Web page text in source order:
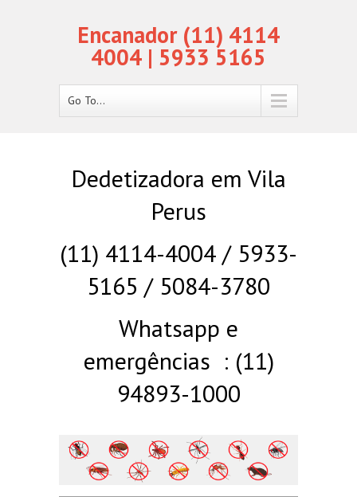
Encanador (11) 4114
4004 | 5933 5165
Go To...
Dedetizadora em Vila
Perus
(11) 4114-4004 / 5933-
5165 / 5084-3780
Whatsapp e
emergências : (11)
94893-1000